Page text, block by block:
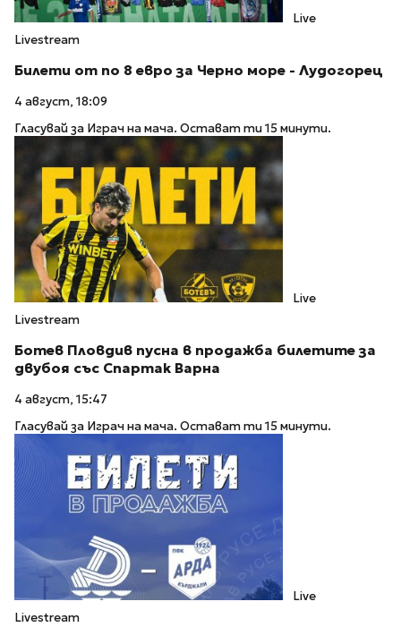
Live
Livestream
Билети от по 8 евро за Черно море - Лудогорец
4 август, 18:09
Гласувай за Играч на мача. Остават ти 15 минути.
Live
Livestream
Ботев Пловдив пусна в продажба билетите за
двубоя със Спартак Варна
4 август, 15:47
Гласувай за Играч на мача. Остават ти 15 минути.
Live
Livestream